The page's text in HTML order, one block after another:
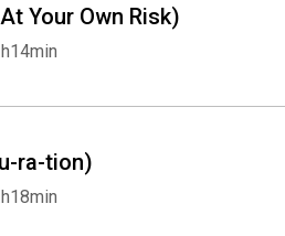
Your Own Risk)
ra-tion)